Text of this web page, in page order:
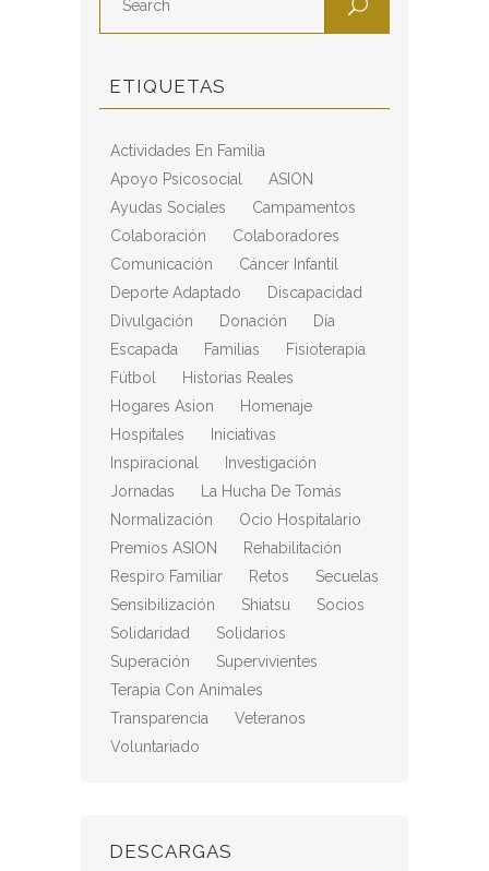
ETIQUETAS
Actividades En Familia
Apoyo Psicosocial
ASION
Ayudas Sociales
Campamentos
Colaboración
Colaboradores
Comunicación
Cáncer Infantil
Deporte Adaptado
Discapacidad
Divulgación
Donación
Día
Escapada
Familias
Fisioterapia
Fútbol
Historias Reales
Hogares Asion
Homenaje
Hospitales
Iniciativas
Inspiracional
Investigación
Jornadas
La Hucha De Tomás
Normalización
Ocio Hospitalario
Premios ASION
Rehabilitación
Respiro Familiar
Retos
Secuelas
Sensibilización
Shiatsu
Socios
Solidaridad
Solidarios
Superación
Supervivientes
Terapia Con Animales
Transparencia
Veteranos
Voluntariado
DESCARGAS